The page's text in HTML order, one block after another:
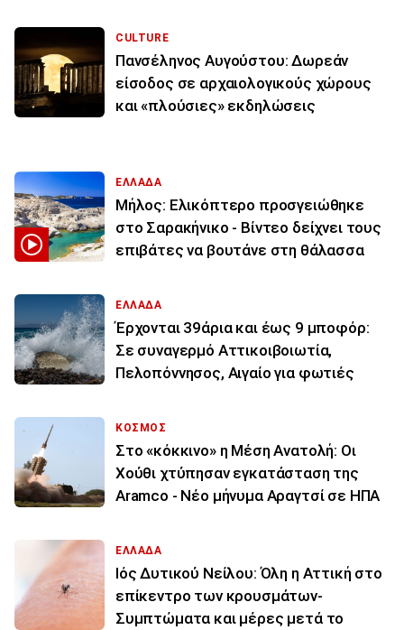
CULTURE
Πανσέληνος Αυγούστου: Δωρεάν
είσοδος σε αρχαιολογικούς χώρους
και «πλούσιες» εκδηλώσεις
ΕΛΛΑΔΑ
Μήλος: Ελικόπτερο προσγειώθηκε
στο Σαρακήνικο - Βίντεο δείχνει τους
επιβάτες να βουτάνε στη θάλασσα
ΕΛΛΑΔΑ
Έρχονται 39άρια και έως 9 μποφόρ:
Σε συναγερμό Αττικοιβοιωτία,
Πελοπόννησος, Αιγαίο για φωτιές
ΚΟΣΜΟΣ
Στο «κόκκινο» η Μέση Ανατολή: Οι
Χούθι χτύπησαν εγκατάσταση της
Aramco - Νέο μήνυμα Αραγτσί σε ΗΠΑ
ΕΛΛΑΔΑ
Ιός Δυτικού Νείλου: Όλη η Αττική στο
επίκεντρο των κρουσμάτων-
Συμπτώματα και μέρες μετά το